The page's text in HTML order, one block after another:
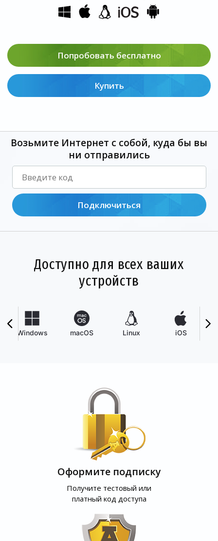
Попробовать бесплатно
Купить
Возьмите Интернет с собой, куда бы вы
ни отправились
Подключиться
Доступно для всех ваших
устройств
Windows macOS Linux iOS
Оформите подписку
Получите тестовый или
платный код доступа